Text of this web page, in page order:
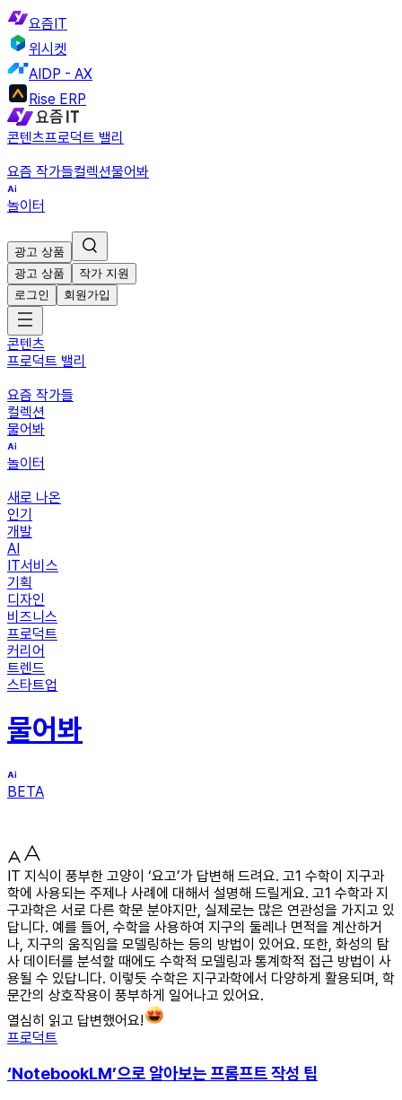
요즘IT
위시켓
AIDP - AX
Rise ERP
콘텐츠프로덕트 밸리
요즘 작가들컬렉션물어봐
놀이터
광고 상품
광고 상품
작가 지원
로그인
회원가입
콘텐츠
프로덕트 밸리
요즘 작가들
컬렉션
물어봐
놀이터
새로 나온
인기
개발
AI
IT서비스
기획
디자인
비즈니스
프로덕트
커리어
트렌드
스타트업
물어봐
BETA
IT 지식이 풍부한 고양이 ‘요고’가 답변해 드려요. 고1 수학이 지구과
학에 사용되는 주제나 사례에 대해서 설명해 드릴게요. 고1 수학과 지
구과학은 서로 다른 학문 분야지만, 실제로는 많은 연관성을 가지고 있
답니다. 예를 들어, 수학을 사용하여 지구의 둘레나 면적을 계산하거
나, 지구의 움직임을 모델링하는 등의 방법이 있어요. 또한, 화성의 탐
사 데이터를 분석할 때에도 수학적 모델링과 통계학적 접근 방법이 사
용될 수 있답니다. 이렇듯 수학은 지구과학에서 다양하게 활용되며, 학
문간의 상호작용이 풍부하게 일어나고 있어요.
열심히 읽고 답변했어요!
프로덕트
‘NotebookLM’으로 알아보는 프롬프트 작성 팁